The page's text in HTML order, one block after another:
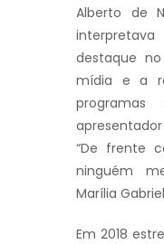
Alberto de
destaque
mídia e a
“De frente
ninguém
Marília
Em 2018